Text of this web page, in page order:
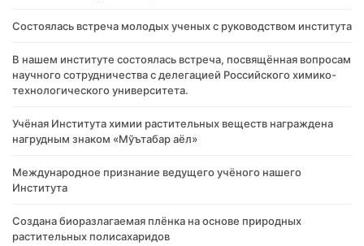
Состоялась встреча молодых ученых с руководством института
В нашем институте состоялась встреча, посвящённая вопросам
научного сотрудничества с делегацией Российского химико-
технологического университета.
Учёная Института химии растительных веществ награждена
нагрудным знаком «Мўътабар аёл»
Международное признание ведущего учёного нашего
Института
Создана биоразлагаемая плёнка на основе природных
растительных полисахаридов